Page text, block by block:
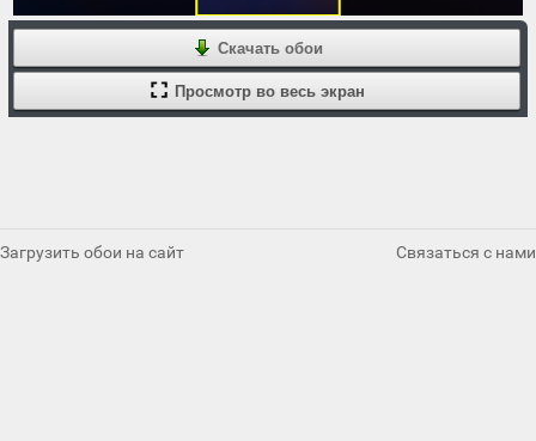
Скачать обои
Просмотр во весь экран
Загрузить обои на сайт Связаться с нами